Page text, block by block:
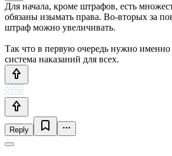
Для начала, кроме штрафов, есть
обязаны изымать права. Во-вторых за
штраф можно увеличивать.
Так что в первую очередь нужно именно
система наказаний для всех.
Reply